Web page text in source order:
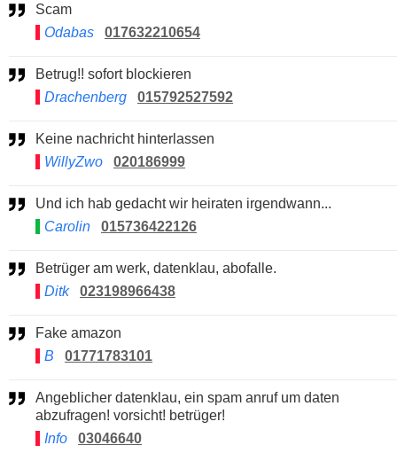
Scam
Odabas
017632210654
Betrug!! sofort blockieren
Drachenberg
015792527592
Keine nachricht hinterlassen
WillyZwo
020186999
Und ich hab gedacht wir heiraten irgendwann...
Carolin
015736422126
Betrüger am werk, datenklau, abofalle.
Ditk
023198966438
Fake amazon
B
01771783101
Angeblicher datenklau, ein spam anruf um daten
abzufragen! vorsicht! betrüger!
Info
03046640